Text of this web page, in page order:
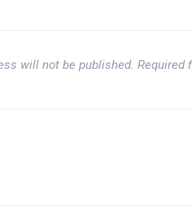
will not be published. Required